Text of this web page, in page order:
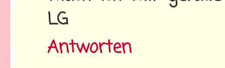
LG
Antworten